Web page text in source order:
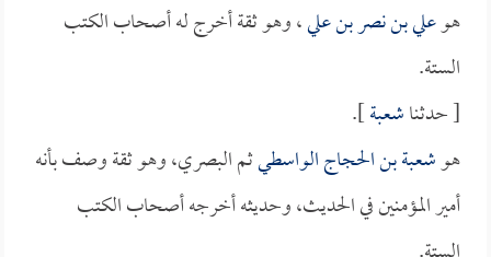
هوعلي بن نصر بن علي، وهو ثقة أخرج له أصحاب الكتب
الستة.
[ حدثناشعبة].
هوشعبة بن الحجاج الواسطيثم البصري، وهو ثقة وصف بأنه
أمير المؤمنين في الحديث، وحديثه أخرجه أصحاب الكتب